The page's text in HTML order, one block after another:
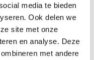
media te bieden
Ook delen we
site met onze
en analyse. Deze
met andere
product?
the right product